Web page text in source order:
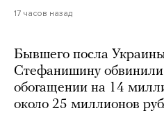
17 часов назад
Бывшего посла
Стефанишину
обогащении на 14
около 25 миллионов